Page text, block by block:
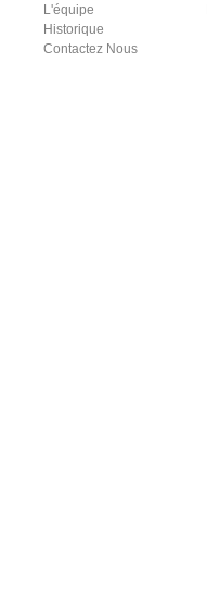
L'équipe
Historique
Contactez Nous